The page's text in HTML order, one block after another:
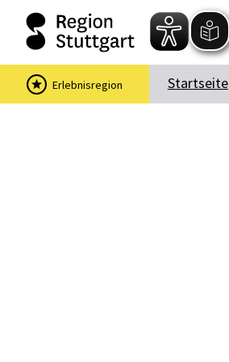
Startseite
Erlebnisregion